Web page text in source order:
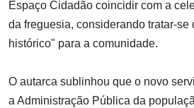
Espaço Cidadão coincidir com a
da freguesia, considerando tratar-se
histórico" para a comunidade.
O autarca sublinhou que o novo
a Administração Pública da